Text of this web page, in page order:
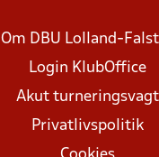
Om DBU Lolland-
Login KlubOffice
Akut turneringsvagt
Privatlivspolitik